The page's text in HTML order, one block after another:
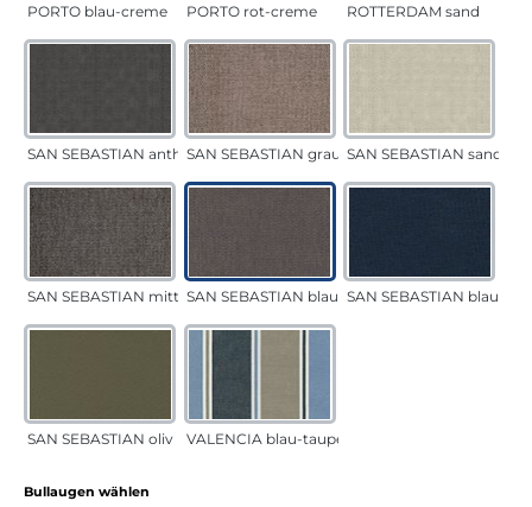
PORTO blau-creme PORTO rot-creme ROTTERDAM sand
SAN SEBASTIAN anthrazitSAN SEBASTIAN grau-sandSAN SEBASTIAN sand
SAN SEBASTIAN mittelgrauSAN SEBASTIAN blau-sandSAN SEBASTIAN blau
SAN SEBASTIAN oliv VALENCIA blau-taupe
Bullaugen wählen